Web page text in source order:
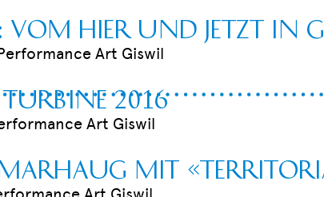
Hier und Jetzt in
Art Giswil
2016
Art Giswil
Marhaug mit